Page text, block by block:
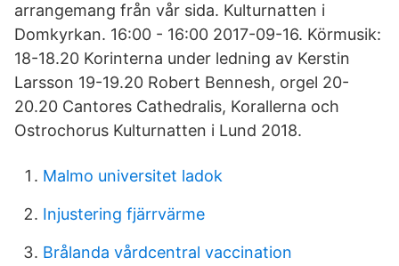
arrangemang från vår sida. Kulturnatten i
Domkyrkan. 16:00 - 16:00 2017-09-16. Körmusik:
18-18.20 Korinterna under ledning av Kerstin
Larsson 19-19.20 Robert Bennesh, orgel 20-
20.20 Cantores Cathedralis, Korallerna och
Ostrochorus Kulturnatten i Lund 2018.
Malmo universitet ladok
Injustering fjärrvärme
Brålanda vårdcentral vaccination